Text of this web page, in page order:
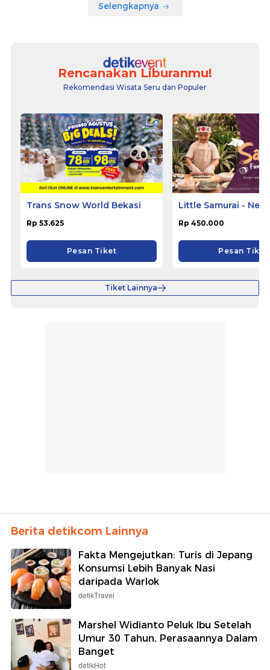
Selengkapnya
Rencanakan Liburanmu!
Rekomendasi Wisata Seru dan Populer
Trans Snow World Bekasi
Rp 53.625
Pesan Tiket
Little Samurai -
Rp 450.000
Pesan Tiket
Tiket Lainnya
Berita detikcom Lainnya
Fakta Mengejutkan: Turis di Jepang
Konsumsi Lebih Banyak Nasi
daripada Warlok
detikTravel
Marshel Widianto Peluk Ibu Setelah
Umur 30 Tahun, Perasaannya Dalam
Banget
detikHot